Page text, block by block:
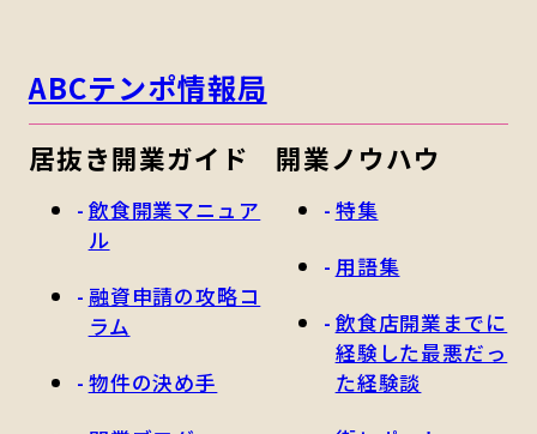
ABCテンポ情報局
居抜き開業ガイド
飲食開業マニュア
ル
融資申請の攻略コ
ラム
物件の決め手
開業ノウハウ
特集
用語集
飲食店開業までに
経験した最悪だっ
た経験談